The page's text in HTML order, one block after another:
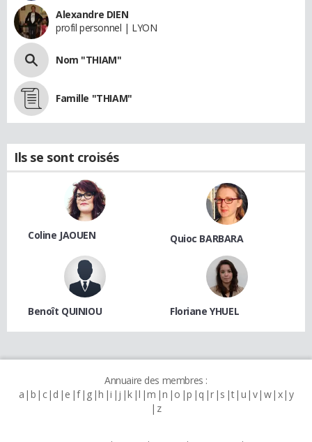
Alexandre DIEN
profil personnel | LYON
Nom "THIAM"
Famille "THIAM"
Ils se sont croisés
Coline JAOUEN Quioc BARBARA
Benoît QUINIOU Floriane YHUEL
Annuaire des membres :
a b c d e f g h i j k l m n o p q r s t u v w x y
z